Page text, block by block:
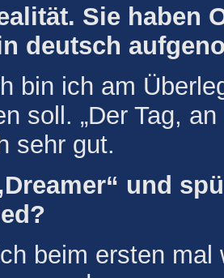
Sie haben
deutsch
bin ich am
soll. „Der Tag,
sehr gut.
und
beim ersten